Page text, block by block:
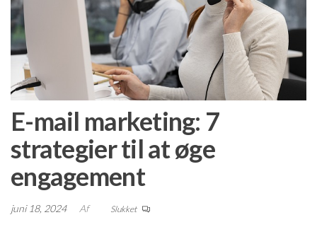
E-mail marketing: 7
strategier til at øge
engagement
juni 18, 2024 Af Slukket